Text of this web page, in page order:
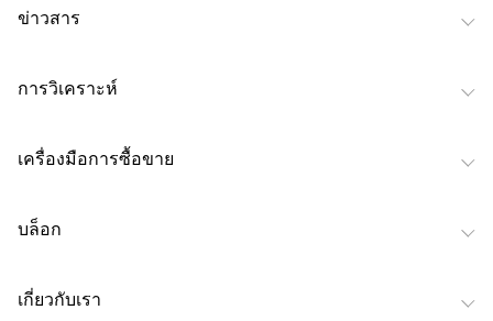
ข่าวสาร
การวิเคราะห์
เครื่องมือการซื้อขาย
บล็อก
เกี่ยวกับเรา